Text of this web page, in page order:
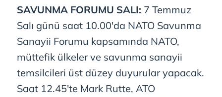
SAVUNMA FORUMU SALI: 7 Temmuz
Salı günü saat 10.00'da NATO Savunma
Sanayii Forumu kapsamında NATO,
müttefik ülkeler ve savunma sanayii
temsilcileri üst düzey duyurular yapacak.
Saat 12.45'te Mark Rutte, ATO